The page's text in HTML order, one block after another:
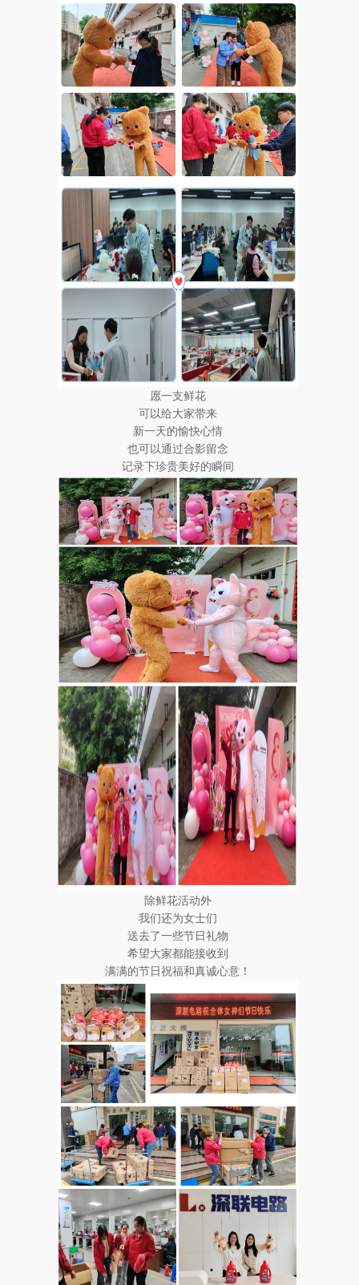
愿一支鲜花
可以给大家带来
新一天的愉快心情
也可以通过合影留念
记录下珍贵美好的瞬间
除鲜花活动外
我们还为女士们
送去了一些节日礼物
希望大家都能接收到
满满的节日祝福和真诚心意！